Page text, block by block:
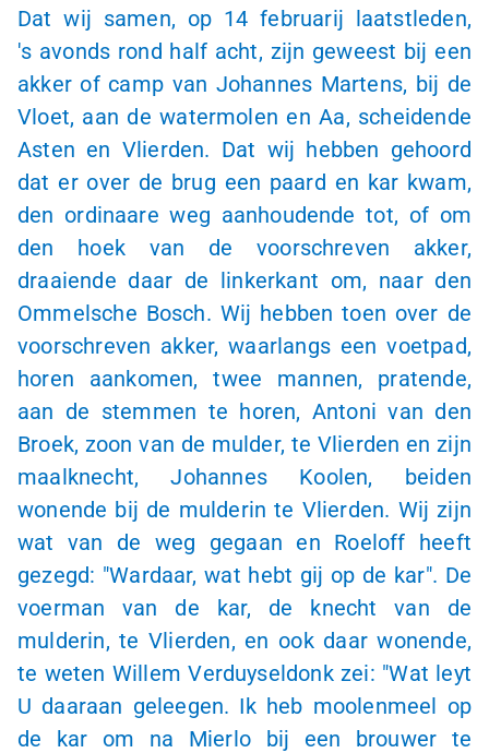
Dat wij samen, op 14 februarij laatstleden,
's avonds rond half acht, zijn geweest bij een
akker of camp van Johannes Martens, bij de
Vloet, aan de watermolen en Aa, scheidende
Asten en Vlierden. Dat wij hebben gehoord
dat er over de brug een paard en kar kwam,
den ordinaare weg aanhoudende tot, of om
den hoek van de voorschreven akker,
draaiende daar de linkerkant om, naar den
Ommelsche Bosch. Wij hebben toen over de
voorschreven akker, waarlangs een voetpad,
horen aankomen, twee mannen, pratende,
aan de stemmen te horen, Antoni van den
Broek, zoon van de mulder, te Vlierden en zijn
maalknecht, Johannes Koolen, beiden
wonende bij de mulderin te Vlierden. Wij zijn
wat van de weg gegaan en Roeloff heeft
gezegd: "Wardaar, wat hebt gij op de kar". De
voerman van de kar, de knecht van de
mulderin, te Vlierden, en ook daar wonende,
te weten Willem Verduyseldonk zei: "Wat leyt
U daaraan geleegen. Ik heb moolenmeel op
de kar om na Mierlo bij een brouwer te